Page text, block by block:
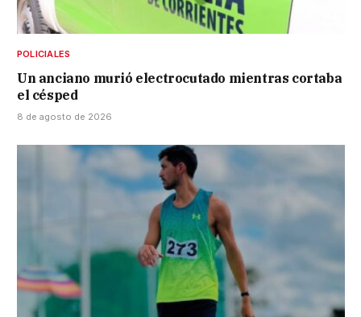
POLICIALES
Un anciano murió electrocutado mientras cortaba
el césped
8 de agosto de 2026